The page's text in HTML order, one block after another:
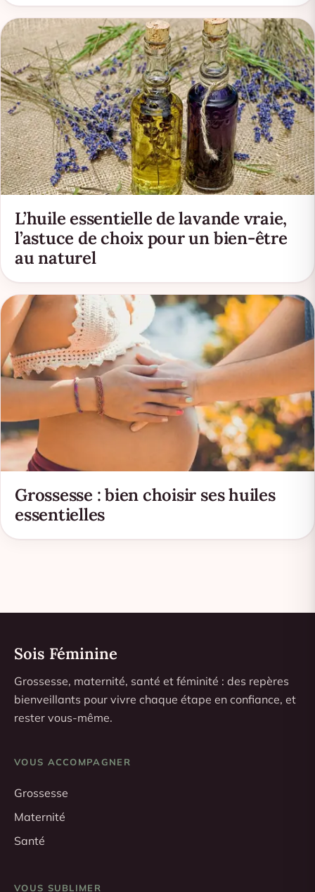
L’huile essentielle de lavande vraie,
l’astuce de choix pour un bien-être
au naturel
Grossesse : bien choisir ses huiles
essentielles
Sois Féminine
Grossesse, maternité, santé et féminité : des repères
bienveillants pour vivre chaque étape en confiance, et
rester vous-même.
VOUS ACCOMPAGNER
Grossesse
Maternité
Santé
VOUS SUBLIMER